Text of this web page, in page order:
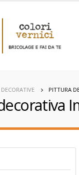
PITTURA